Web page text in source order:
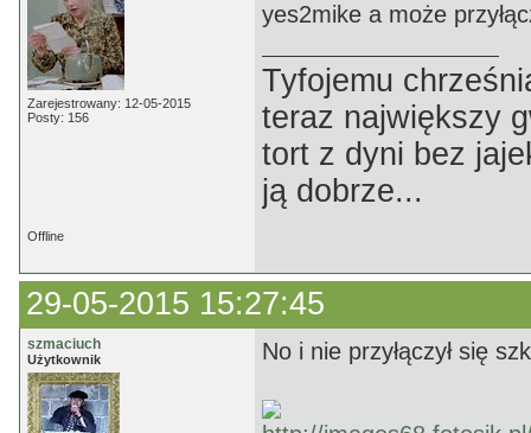
Zarejestrowany: 12-05-2015
Posty: 156
yes2mike a może
Tyfojemu
teraz największy
tort z dyni bez
ją dobrze...
Offline
29-05-2015 15:27:45
szmaciuch
Użytkownik No i nie przyłączył się